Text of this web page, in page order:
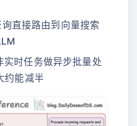
直接路由到向量搜索
时任务做异步批量处
约能减半